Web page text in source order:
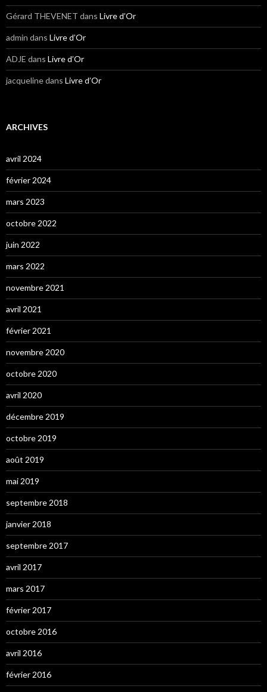
Gérard THEVENET dans Livre d’Or
admin dans Livre d’Or
ADJE dans Livre d’Or
jacquelinedans Livre d’Or
ARCHIVES
avril 2024
février 2024
mars 2023
octobre 2022
juin 2022
mars 2022
novembre 2021
avril 2021
février 2021
novembre 2020
octobre 2020
avril 2020
décembre 2019
octobre 2019
août 2019
mai 2019
septembre 2018
janvier 2018
septembre 2017
avril 2017
mars 2017
février 2017
octobre 2016
avril 2016
février 2016